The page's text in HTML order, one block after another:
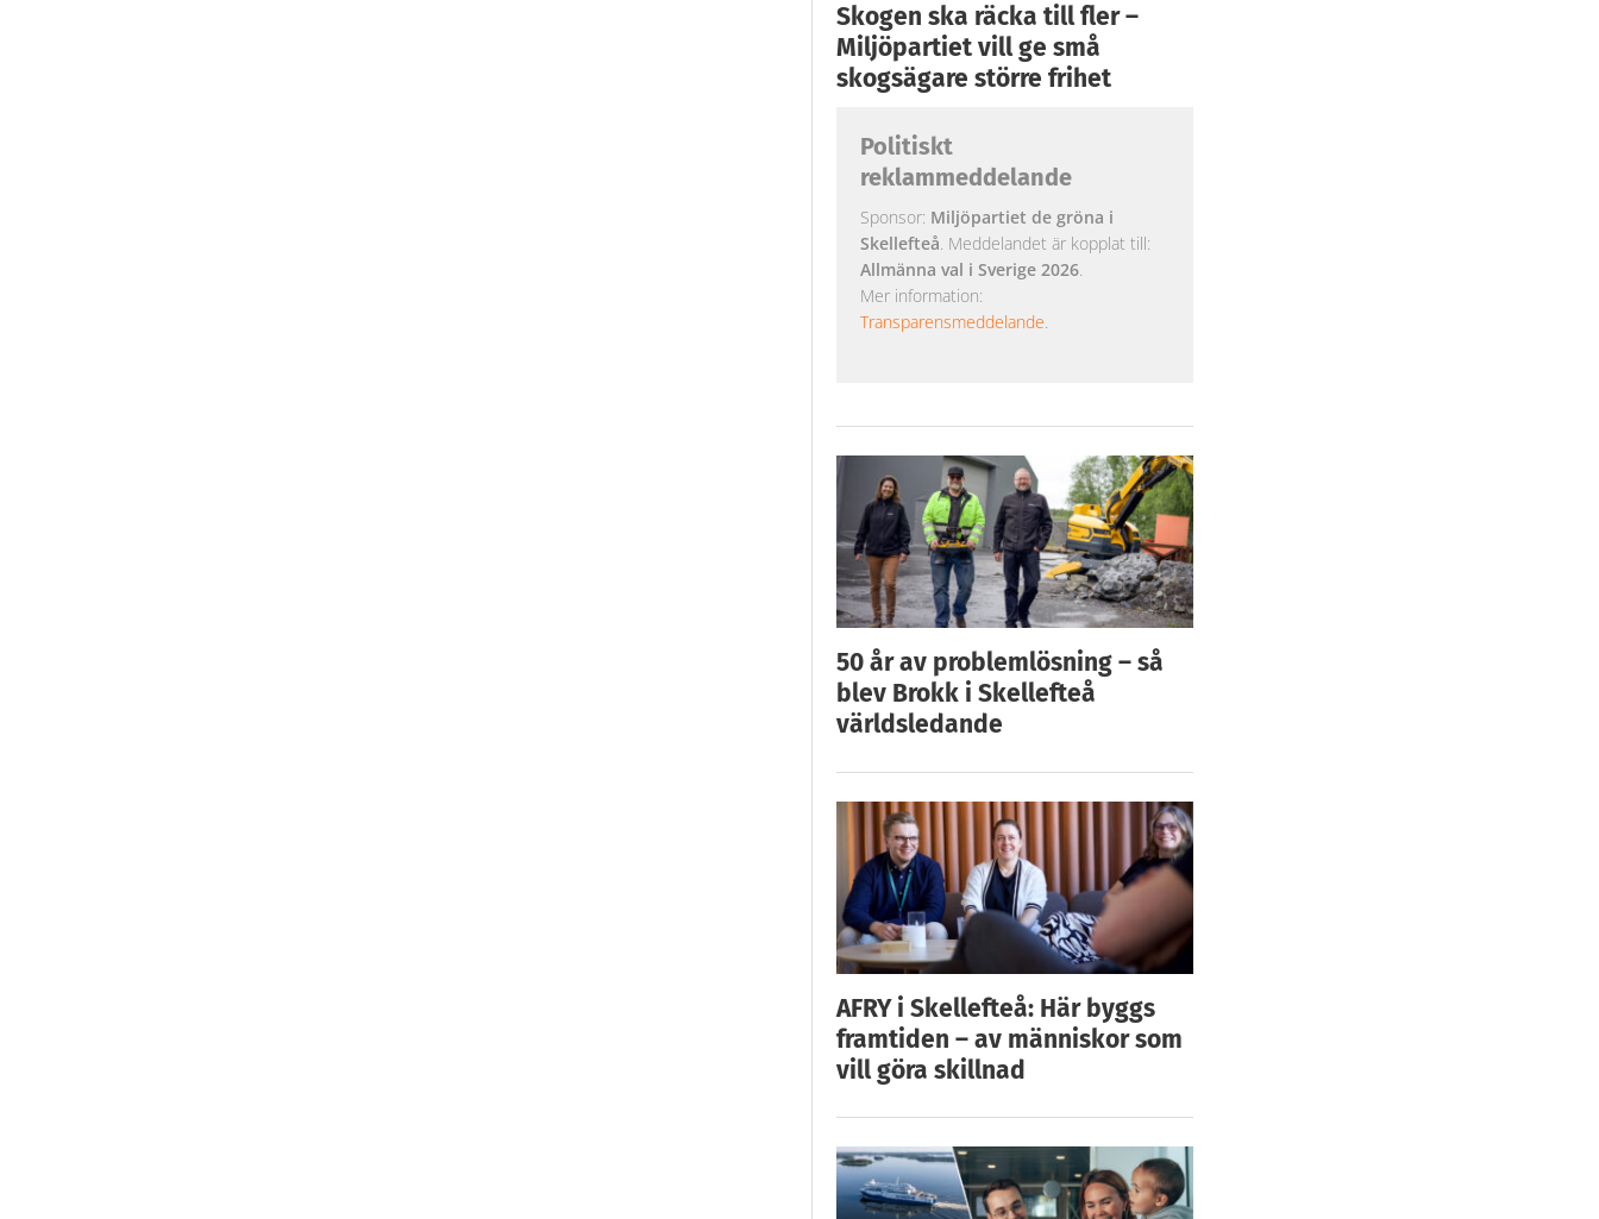
Skogen ska räcka till fler –
Miljöpartiet vill ge små
skogsägare större frihet
Politiskt
reklammeddelande
Sponsor: Miljöpartiet de gröna i
Skellefteå. Meddelandet är kopplat till:
Allmänna val i Sverige 2026.
Mer information:
Transparensmeddelande.
50 år av problemlösning – så
blev Brokk i Skellefteå
världsledande
AFRY i Skellefteå: Här byggs
framtiden – av människor som
vill göra skillnad